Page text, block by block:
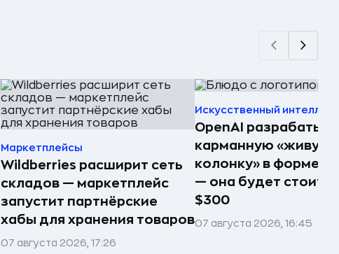
Маркетплейсы
Wildberries расширит сеть
складов — маркетплейс
запустит партнёрские
хабы для хранения товаров
07 августа 2026, 17:26
Искусственный
OpenAI
карманную «живую
колонку» в форме
— она будет стоить
$300
07 августа 2026, 16:45